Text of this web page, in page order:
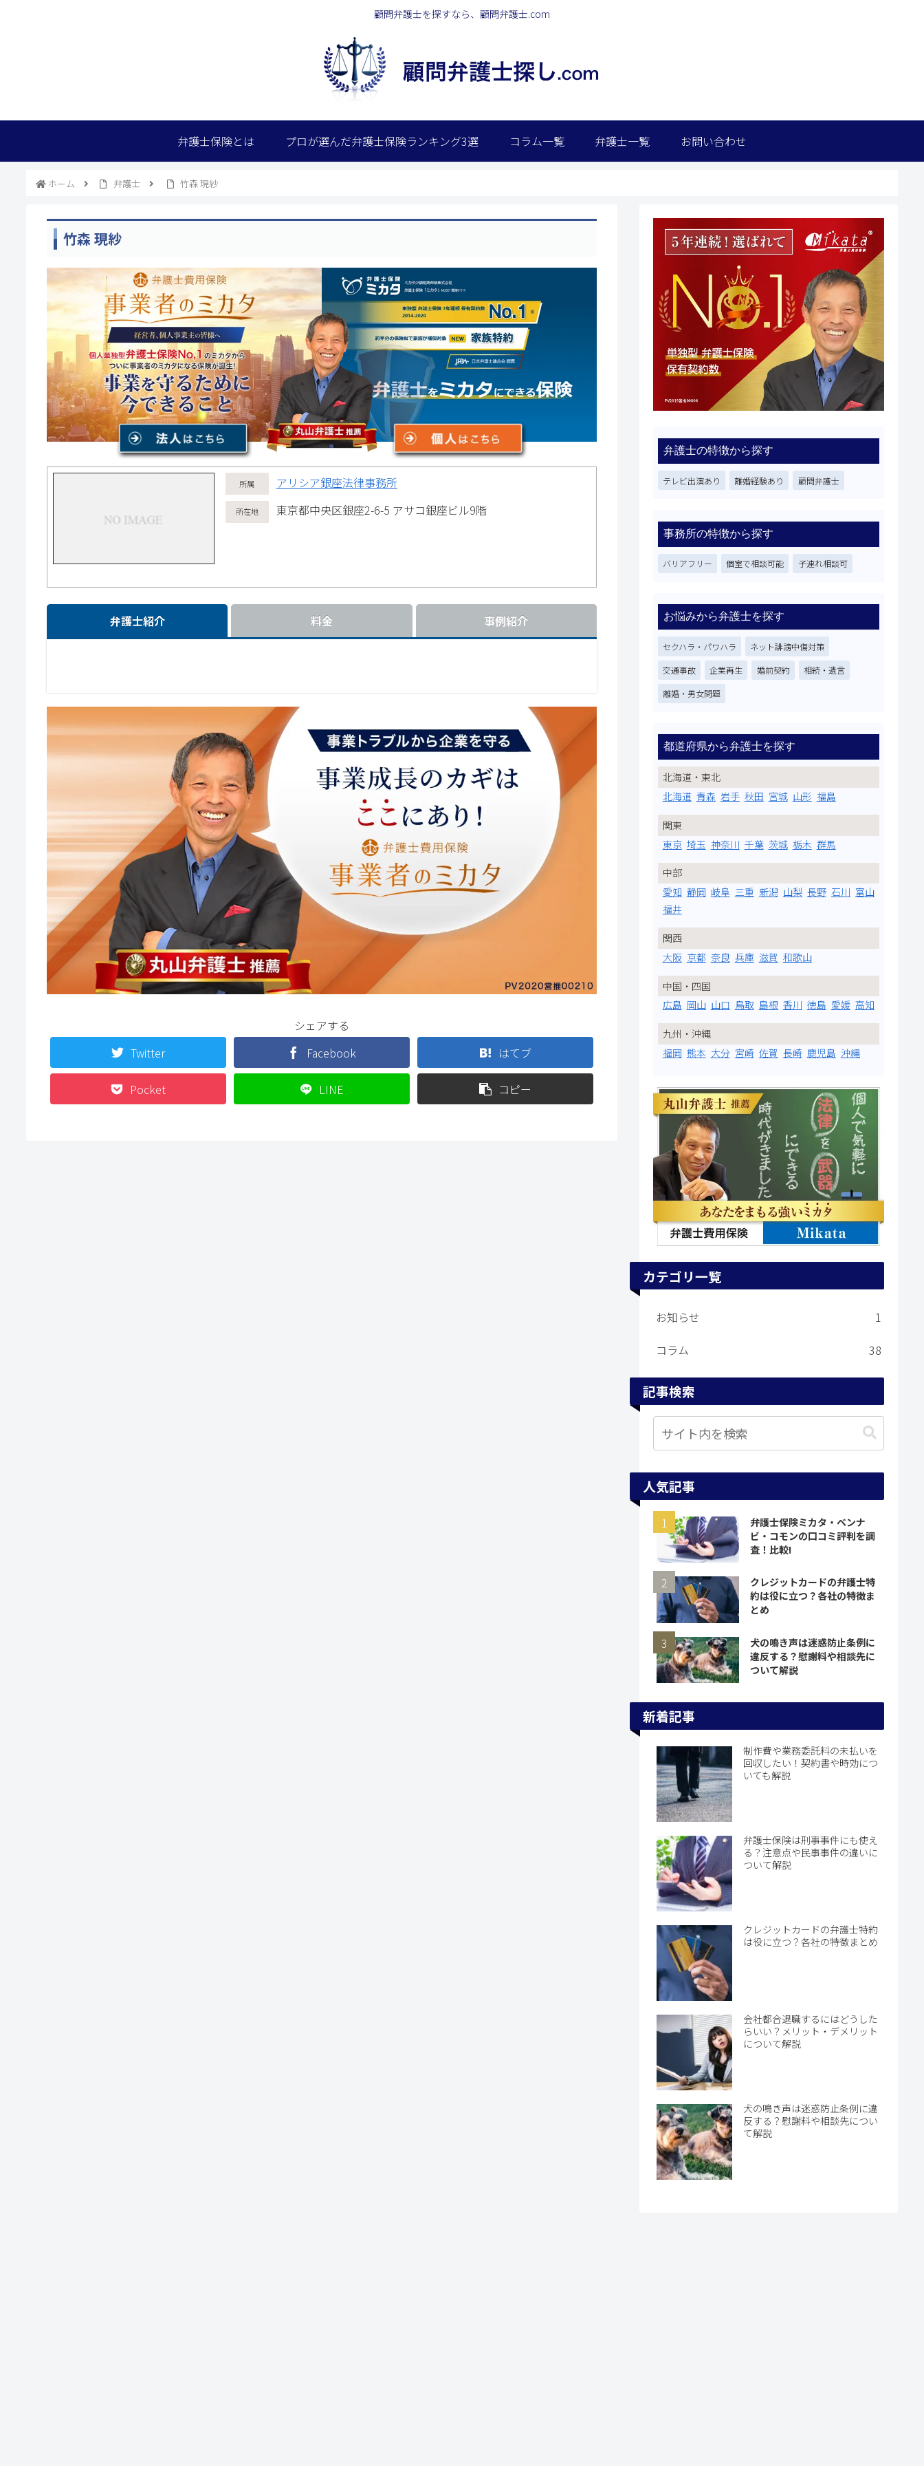
顧問弁護士を探すなら、顧問弁護士.com
弁護士保険とは プロが選んだ弁護士保険ランキング3選 コラム一覧 弁護士一覧 お問い合わせ
ホーム 弁護士 竹森 現紗
竹森 現紗
アリシア銀座法律事務所
東京都中央区銀座2-6-5 アサコ銀座ビル9階
弁護士紹介 料金 事例紹介
シェアする
Twitter
Facebook はてブ
Pocket LINE コピー
弁護士の特徴から探す
テレビ出演あり 離婚経験あり 顧問弁護士
事務所の特徴から探す
バリアフリー 個室で相談可能 子連れ相談可
お悩みから弁護士を探す
セクハラ・パワハラ ネット誹謗中傷対策
交通事故 企業再生 婚前契約 相続・遺言
離婚・男女問題
都道府県から弁護士を探す
北海道・東北
北海道 青森 岩手 秋田 宮城 山形 福島
関東
東京 埼玉 神奈川 千葉 茨城 栃木 群馬
中部
愛知 静岡 岐阜 三重 新潟 山梨 長野 石川 富山
福井
関西
大阪 京都 奈良 兵庫 滋賀 和歌山
中国・四国
広島 岡山 山口 鳥取 島根 香川 徳島 愛媛 高知
九州・沖縄
福岡 熊本 大分 宮崎 佐賀 長崎 鹿児島 沖縄
カテゴリ一覧
お知らせ
1
コラム
38
記事検索
人気記事
弁護士保険ミカタ・ベンナ
ビ・コモンの口コミ評判を調
査！比較!
クレジットカードの弁護士特
約は役に立つ？各社の特徴ま
とめ
犬の鳴き声は迷惑防止条例に
違反する？慰謝料や相談先に
ついて解説
新着記事
制作費や業務委託料の未払いを
回収したい！契約書や時効につ
いても解説
弁護士保険は刑事事件にも使え
る？注意点や民事事件の違いに
ついて解説
クレジットカードの弁護士特約
は役に立つ？各社の特徴まとめ
会社都合退職するにはどうした
らいい？メリット・デメリット
について解説
犬の鳴き声は迷惑防止条例に違
反する？慰謝料や相談先につい
て解説